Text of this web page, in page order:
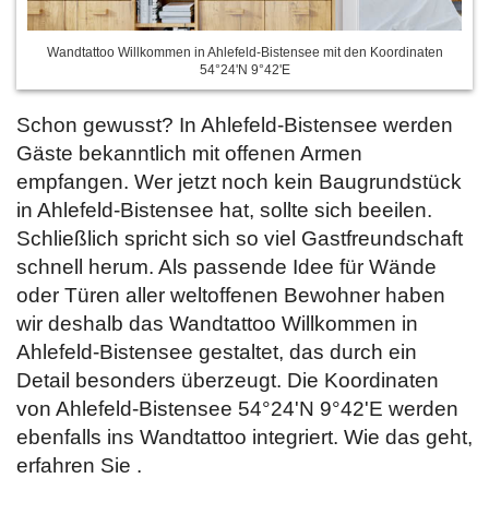
Wandtattoo Willkommen in Ahlefeld-Bistensee mit den Koordinaten
54°24'N 9°42'E
Schon gewusst? In Ahlefeld-Bistensee werden
Gäste bekanntlich mit offenen Armen
empfangen. Wer jetzt noch kein Baugrundstück
in Ahlefeld-Bistensee hat, sollte sich beeilen.
Schließlich spricht sich so viel Gastfreundschaft
schnell herum. Als passende Idee für Wände
oder Türen aller weltoffenen Bewohner haben
wir deshalb das Wandtattoo Willkommen in
Ahlefeld-Bistensee gestaltet, das durch ein
Detail besonders überzeugt. Die Koordinaten
von Ahlefeld-Bistensee 54°24'N 9°42'E werden
ebenfalls ins Wandtattoo integriert. Wie das geht,
erfahren Sie .